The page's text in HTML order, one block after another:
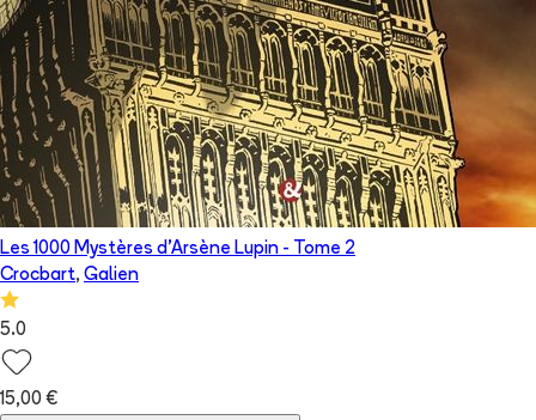
Les 1000 Mystères d'Arsène Lupin - Tome 2
Crocbart, Galien
5.0
15,00 €